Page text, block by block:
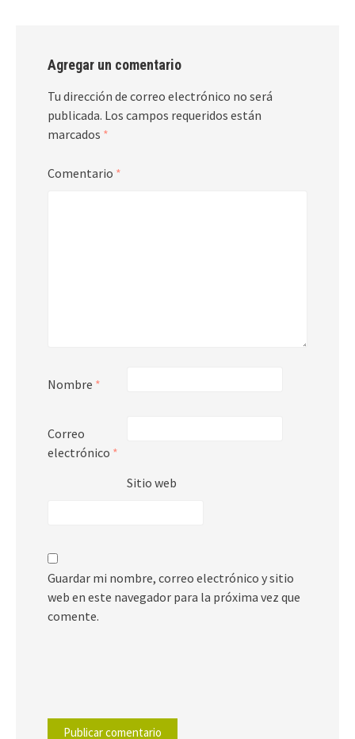
Agregar un comentario
Tu dirección de correo electrónico no será
publicada. Los campos requeridos están
marcados *
Comentario *
Nombre *
Correo
electrónico *
Sitio web
Guardar mi nombre, correo electrónico y sitio
web en este navegador para la próxima vez que
comente.